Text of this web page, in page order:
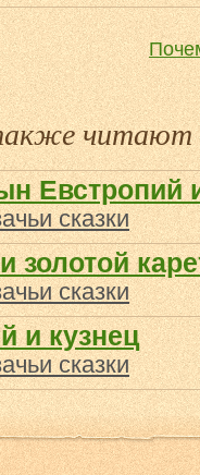
читают
Евстропий
сказки
золотой
сказки
и кузнец
сказки